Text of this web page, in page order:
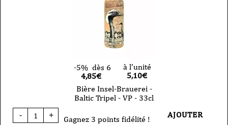
-5% dès 6
4,85€
à l'unité
5,10€
Bière Insel-Brauerei -
Baltic Tripel - VP - 33cl
-
quantité
de
+ Gagnez 3 points fidélité ! AJOUTER